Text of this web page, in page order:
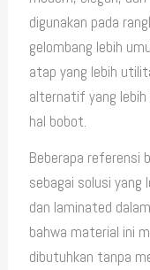
digunakan pada
gelombang lebih
atap yang lebih
alternatif yang lebih
hal bobot.
Beberapa referensi
sebagai solusi yang
dan laminated
bahwa material ini
dibutuhkan tanpa